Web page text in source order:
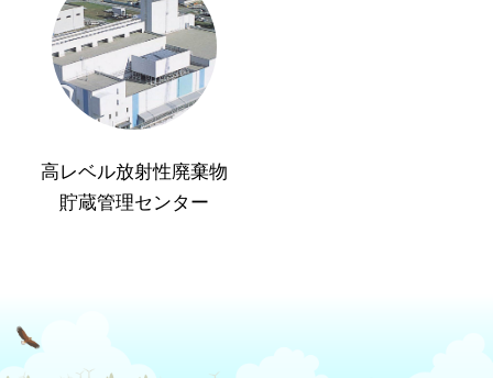
高レベル放射性廃棄物
貯蔵管理センター